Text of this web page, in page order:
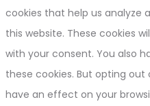
cookies that help us analyze
this website. These cookies
with your consent. You also
these cookies. But opting
have an effect on your